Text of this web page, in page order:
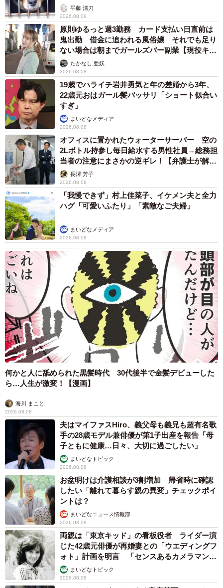
平藤 清刀
2026.08.08
原則ゆるっと週3勤務 カード支払い日直前は
鬼出勤 借金に追われる風俗嬢 それでも足り
ない場合は朝までガールズバー副業【現役キャ
ストに取材】
たかなし 亜妖
2026.08.08
19歳でハライチ岩井勇気と年の差婚から3年、
22歳元おはガール髪バッサリ「ショート似合い
すぎ」
まいどなメディア
2026.08.08
オフィスに置かれたウォーターサーバー 空の
2Lボトル持参し毎日給水する男性社員→総務担
当者の注意にまさかの逆ギレ！【弁護士が解
説】長澤 芳子
2026.08.08
「我慢できず」村上佳菜子、イケメン夫と全力
ハグ「可愛いふたり」「素敵なご夫婦」
まいどなメディア
2026.08.08
何かと人に舐められた黒髪時代 30代後半で金髪デビューした
ら…人生が激変！【漫画】
海川 まこと
2026.08.08
夫はマイファスHiro、義父母も義兄も超有名歌
手の28歳モデル兼俳優が第1子出産を報告「母
子ともに健康…日々、大切に過ごしたい」
まいどなトピック
2026.08.08
お盆明けは介護相談が3割増加 帰省時に確認
したい「離れて暮らす親の異変」チェックポイ
ントは？
まいどなニュース情報部
2026.08.08
両親は「東京キッド」の看板役者 ライダー演
じた42歳元俳優が再婚妻との「ウエディングフ
ォト」計画を明言 「センスあるカメラマン求
む」まいどなトピック
2026.08.08